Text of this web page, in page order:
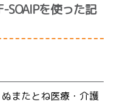
を使った記
またとね医療・介護